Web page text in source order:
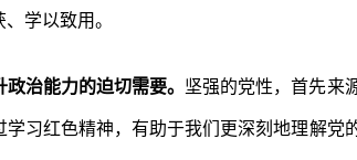
学以致用。
治能力的迫切需要。 坚强的党性，首先来
习红色精神，有助于我们更深刻地理解